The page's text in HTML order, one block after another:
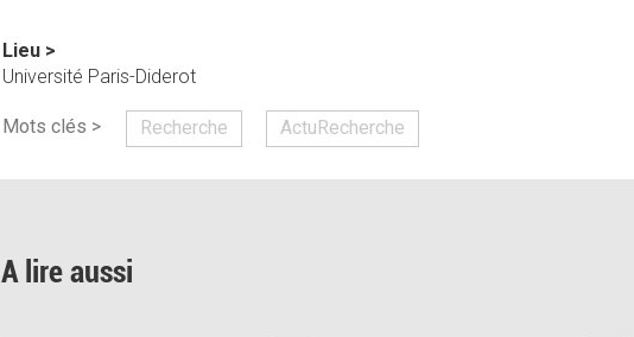
Lieu >
Université Paris-Diderot
Mots clés > Recherche ActuRecherche
A lire aussi